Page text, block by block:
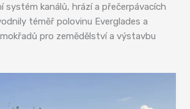
systém kanálů, hrází a přečerpávacích
téměř polovinu Everglades a
pro zemědělství a výstavbu